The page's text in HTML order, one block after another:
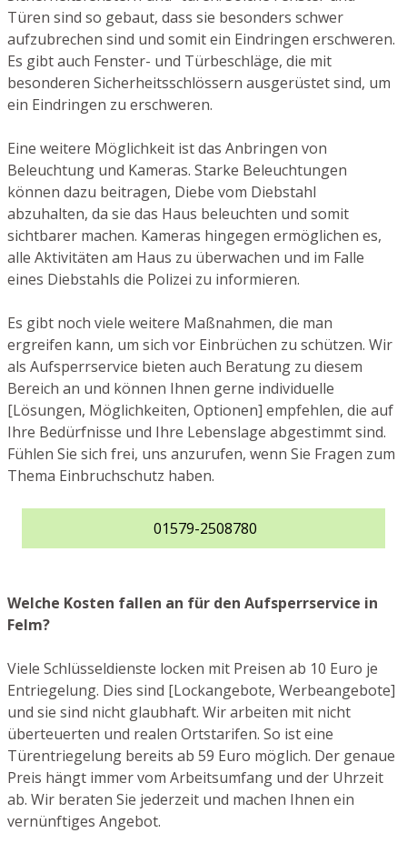
Türen sind so gebaut, dass sie besonders schwer
aufzubrechen sind und somit ein Eindringen erschweren.
Es gibt auch Fenster- und Türbeschläge, die mit
besonderen Sicherheitsschlössern ausgerüstet sind, um
ein Eindringen zu erschweren.
Eine weitere Möglichkeit ist das Anbringen von
Beleuchtung und Kameras. Starke Beleuchtungen
können dazu beitragen, Diebe vom Diebstahl
abzuhalten, da sie das Haus beleuchten und somit
sichtbarer machen. Kameras hingegen ermöglichen es,
alle Aktivitäten am Haus zu überwachen und im Falle
eines Diebstahls die Polizei zu informieren.
Es gibt noch viele weitere Maßnahmen, die man
ergreifen kann, um sich vor Einbrüchen zu schützen. Wir
als Aufsperrservice bieten auch Beratung zu diesem
Bereich an und können Ihnen gerne individuelle
[Lösungen, Möglichkeiten, Optionen] empfehlen, die auf
Ihre Bedürfnisse und Ihre Lebenslage abgestimmt sind.
Fühlen Sie sich frei, uns anzurufen, wenn Sie Fragen zum
Thema Einbruchschutz haben.
01579-2508780
Welche Kosten fallen an für den Aufsperrservice in
Felm?
Viele Schlüsseldienste locken mit Preisen ab 10 Euro je
Entriegelung. Dies sind [Lockangebote, Werbeangebote]
und sie sind nicht glaubhaft. Wir arbeiten mit nicht
überteuerten und realen Ortstarifen. So ist eine
Türentriegelung bereits ab 59 Euro möglich. Der genaue
Preis hängt immer vom Arbeitsumfang und der Uhrzeit
ab. Wir beraten Sie jederzeit und machen Ihnen ein
vernünftiges Angebot.